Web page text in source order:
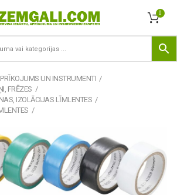
0
UN INSTRUMENTI
FRĒZES
IZOLĀCIJAS LĪMLENTES